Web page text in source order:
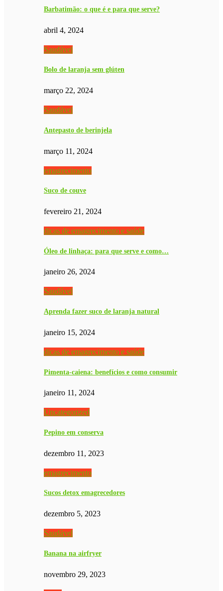
Barbatimão: o que é e para que serve?
abril 4, 2024
Saudável
Bolo de laranja sem glúten
março 22, 2024
Saudável
Antepasto de berinjela
março 11, 2024
emagrecimento
Suco de couve
fevereiro 21, 2024
dicas de emagrecimento e saúde
Óleo de linhaça: para que serve e como…
janeiro 26, 2024
Saudável
Aprenda fazer suco de laranja natural
janeiro 15, 2024
dicas de emagrecimento e saúde
Pimenta-caiena: benefícios e como consumir
janeiro 11, 2024
Uncategorized
Pepino em conserva
dezembro 11, 2023
emagrecimento
Sucos detox emagrecedores
dezembro 5, 2023
Saudável
Banana na airfryer
novembro 29, 2023